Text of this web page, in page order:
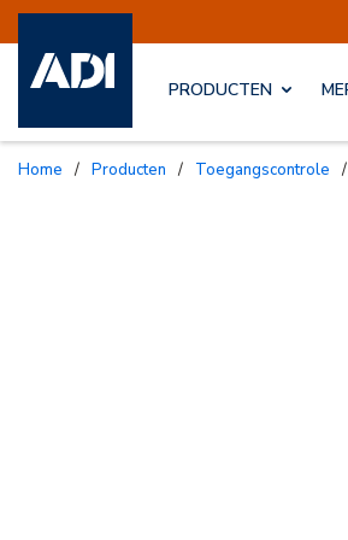
PRODUCTEN
Home / Producten / Toegangscontrole /